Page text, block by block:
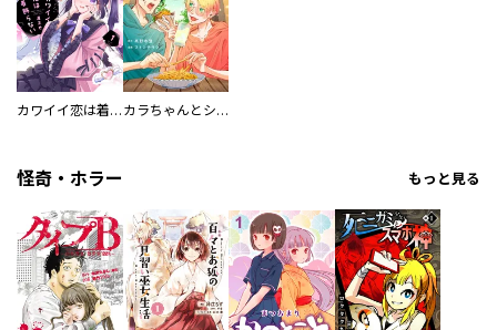
カワイイ恋は着飾らない カラちゃんとシトーさんと、 【分冊版】
怪奇・ホラー もっと見る